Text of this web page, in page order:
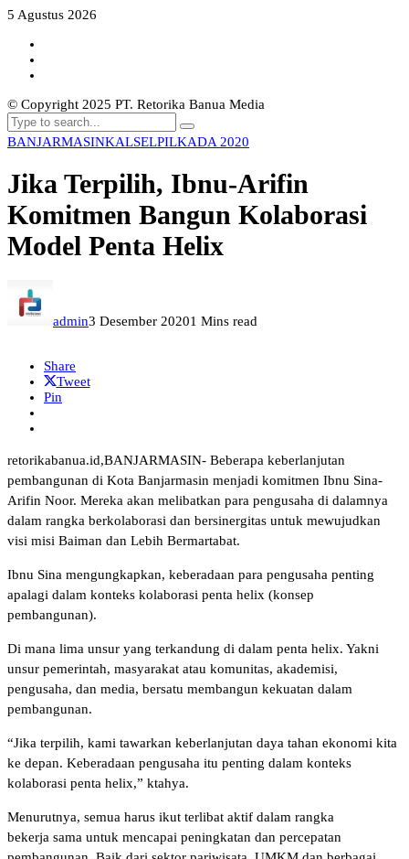
5 Agustus 2026
© Copyright 2025 PT. Retorika Banua Media
BANJARMASINKALSELPILKADA 2020
Jika Terpilih, Ibnu-Arifin
Komitmen Bangun Kolaborasi
Model Penta Helix
admin3 Desember 20201 Mins read
Share
Tweet
Pin
retorikabanua.id,BANJARMASIN- Beberapa keberlanjutan
pembangunan di Kota Banjarmasin menjadi komitmen Ibnu Sina-
Arifin Noor. Mereka akan melibatkan para pengusaha di dalamnya
dalam rangka berkolaborasi dan bersinergitas untuk mewujudkan
visi misi Baiman dan Lebih Bermartabat.
Ibnu Sina mengungkapkan, keberadaan para pengusaha penting
apalagi dalam konteks kolaborasi penta helix (konsep
pembangunan).
Di mana lima unsur yang terkandung di dalam penta helix. Yakni
unsur pemerintah, masyarakat atau komunitas, akademisi,
pengusaha, dan media, bersatu membangun kekuatan dalam
pembangunan.
“Jika terpilih, kami tawarkan keberlanjutan daya tahan ekonomi kita
ke depan. Keberadaan pengusaha itu penting dalam konteks
kolaborasi penta helix,” ktahya.
Menurutnya, semua harus ikut terlibat aktif dalam rangka
bekerja sama untuk mencapai peningkatan dan percepatan